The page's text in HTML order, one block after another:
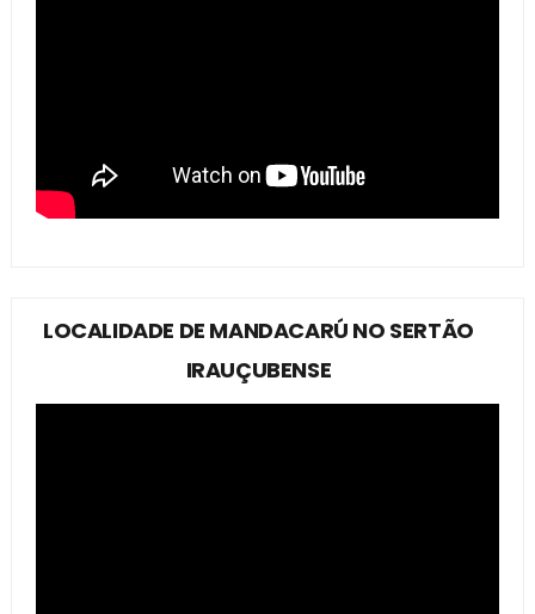
LOCALIDADE DE MANDACARÚ NO SERTÃO
IRAUÇUBENSE